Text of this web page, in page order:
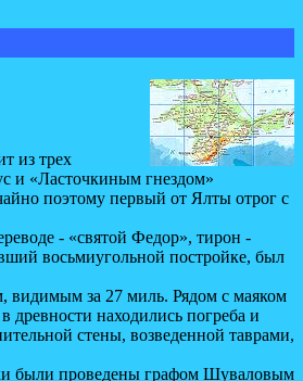
из трех
и «Ласточкиным гнездом»
поэтому первый от Ялты отрог с
- «святой Федор», тирон -
восьмиугольной постройке, был
за 27 миль. Рядом с маяком
древности находились погреба и
стены, возведенной таврами,
были проведены графом Шуваловым